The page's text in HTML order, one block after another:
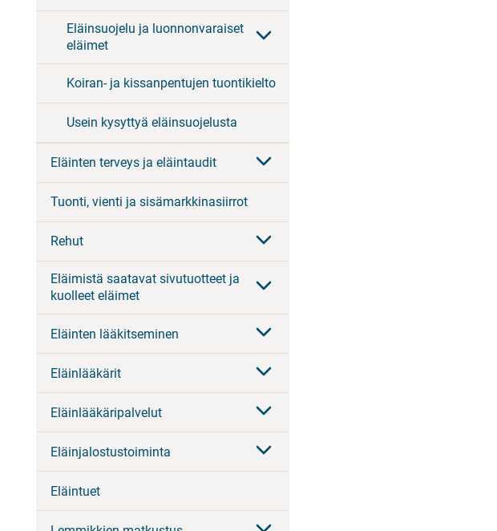
Eläinsuojelu ja luonnonvaraiset
eläimet
Koiran- ja kissanpentujen tuontikielto
Usein kysyttyä eläinsuojelusta
Eläinten terveys ja eläintaudit
Tuonti, vienti ja sisämarkkinasiirrot
Rehut
Eläimistä saatavat sivutuotteet ja
kuolleet eläimet
Eläinten lääkitseminen
Eläinlääkärit
Eläinlääkäripalvelut
Eläinjalostustoiminta
Eläintuet